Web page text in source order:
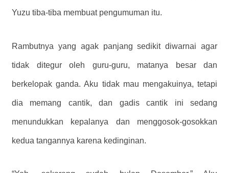
Yuzu tiba-tiba membuat pengumuman itu.
Rambutnya yang agak panjang sedikit diwarnai agar
tidak ditegur oleh guru-guru, matanya besar dan
berkelopak ganda. Aku tidak mau mengakuinya, tetapi
dia memang cantik, dan gadis cantik ini sedang
menundukkan kepalanya dan menggosok-gosokkan
kedua tangannya karena kedinginan.